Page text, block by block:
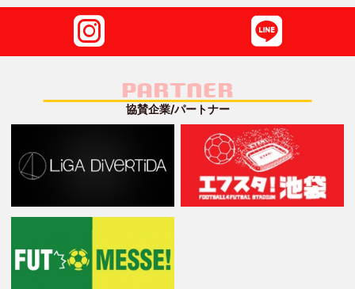
PARTNER
協賛企業/パートナー